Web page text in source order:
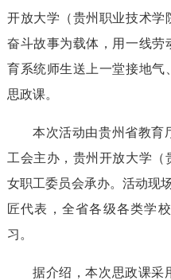
开放大学（贵州职业技术学
奋斗故事为载体，用一线劳
育系统师生送上一堂接地气
思政课。
本次活动由贵州省教育
工会主办，贵州开放大学（
女职工委员会承办。活动现
匠代表，全省各级各类学
习。
据介绍，本次思政课采